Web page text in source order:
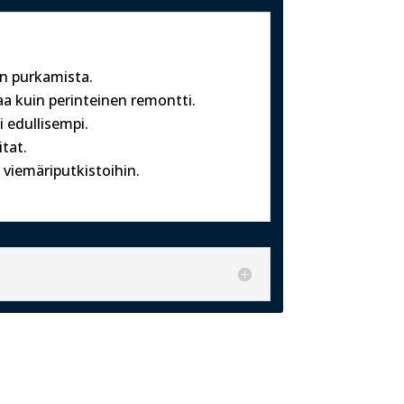
purkamista.
kuin perinteinen remontti.
edullisempi.